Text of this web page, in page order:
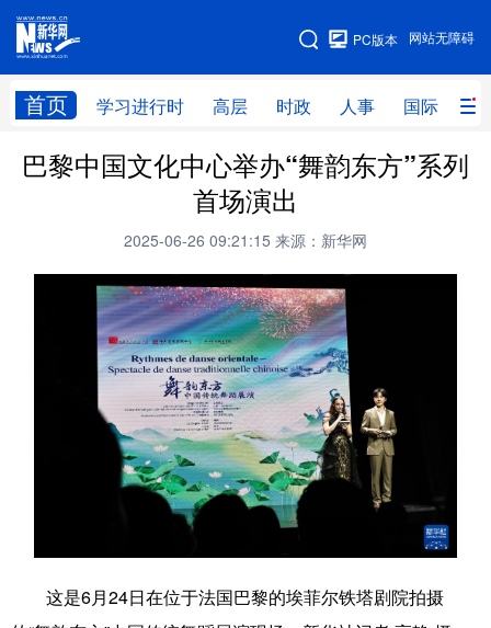
网站无障碍
PC版本
首页 学习进行时 高层 时政 人事 国际 财
网站地图
学习进行时 高层 时政 人事
财经 网评
科创 量子
书画 健康
视频 图片
中央文件 金融
人居 信息化 数字经济
乡村振兴 银龄 溯源中国
巴黎中国文化中心举办“舞韵东方”系列
首场演出
2025-06-26 09:21:15 来源：新华网
这是6月24日在位于法国巴黎的埃菲尔铁塔剧院拍摄